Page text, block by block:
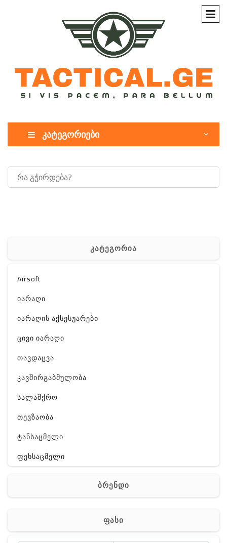
კატეგორიები
კატეგორია
Airsoft
იარაღი
იარაღის აქსესუარები
ცივი იარაღი
თავდაცვა
კავშირგაბმულობა
სალაშქრო
თევზაობა
ტანსაცმელი
ფეხსაცმელი
აქსესუარები
Off-Road
ბრენდი
ფასი